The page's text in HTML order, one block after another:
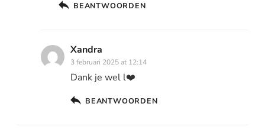
BEANTWOORDEN
Xandra
3 februari 2025 at 12:14
Dank je wel l❤️
BEANTWOORDEN